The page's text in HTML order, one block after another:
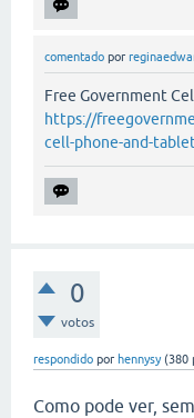
comentado por
Free Government
https://
cell-phone-and-
0
votos
respondido por hennysy (380
Como pode ver,